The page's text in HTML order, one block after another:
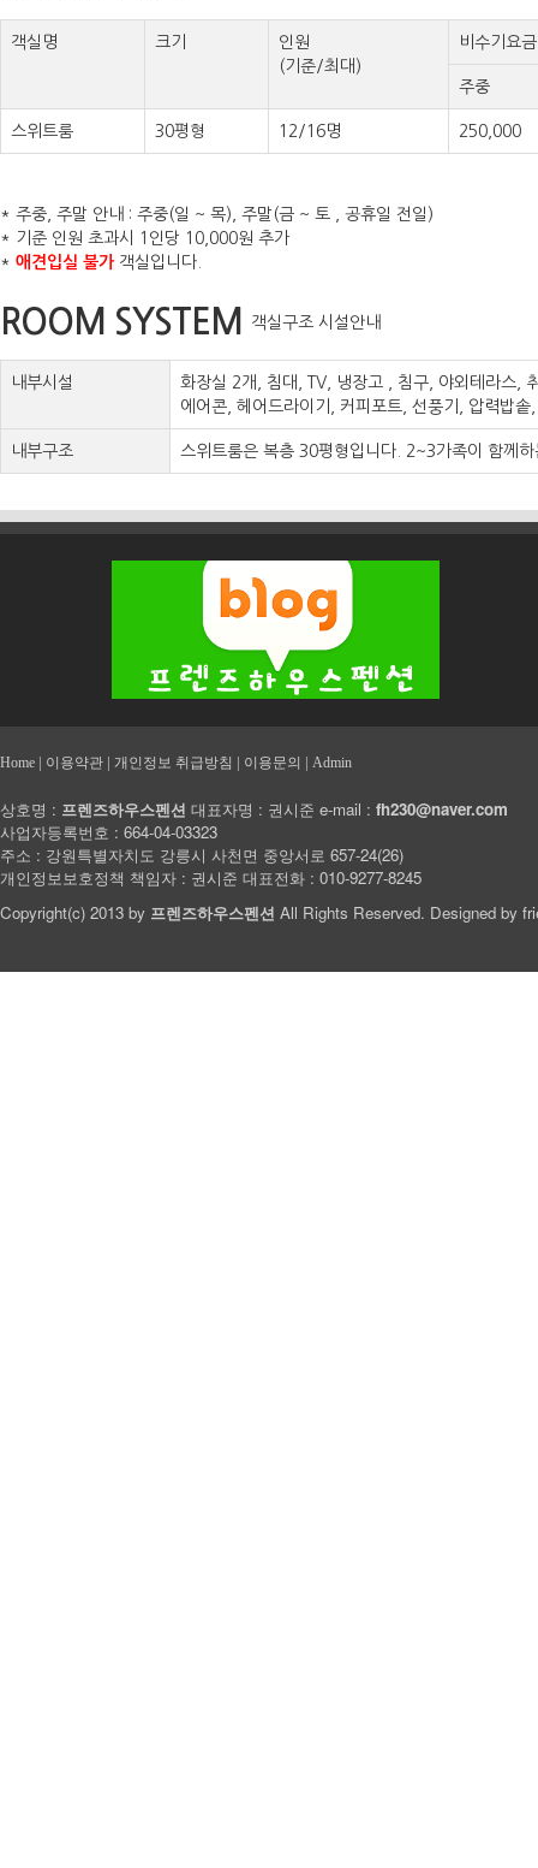
객실명 크기
인원
(기준/최대)
비수기요금
주중
스위트룸 30평형 12/16명 250,000
* 주중, 주말 안내 : 주중(일 ~ 목), 주말(금 ~ 토 , 공휴일 전일)
* 기준 인원 초과시 1인당 10,000원 추가
* 애견입실 불가 객실입니다.
ROOM SYSTEM 객실구조 시설안내
내부시설
화장실 2개, 침대, TV, 냉장고 , 침구, 야외테라스,
에어콘, 헤어드라이기, 커피포트, 선풍기, 압력밥솥
내부구조 스위트룸은 복층 30평형입니다. 2~3가족이 함께
Home | 이용약관 | 개인정보 취급방침 | 이용문의 | Admin
상호명 : 프렌즈하우스펜션 대표자명 : 권시준 e-mail : fh230@naver.com
사업자등록번호 : 664-04-03323
주소 : 강원특별자치도 강릉시 사천면 중앙서로 657-24(26)
개인정보보호정책 책임자 : 권시준 대표전화 : 010-9277-8245
Copyright(c) 2013 by 프렌즈하우스펜션 All Rights Reserved. Designed by